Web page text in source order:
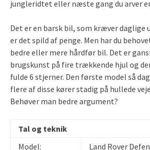
jungleridtet eller næste gang du arver
Det er en barsk bil, som kræver daglige
er det spild af penge. Men har du
bedre eller mere hårdfør bil. Det er
brugskunst på fire trækkende hjul og
fulde 6 stjerner. Den første model så
flere af disse kører stadig på hullede
Behøver man bedre argument?
Tal og teknik
Model:
Land Rover